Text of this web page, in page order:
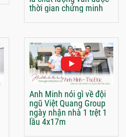
thời gian chứng minh
Anh Minh nói gì về đội
ngũ Việt Quang Group
ngày nhận nhà 1 trệt 1
lầu 4x17m